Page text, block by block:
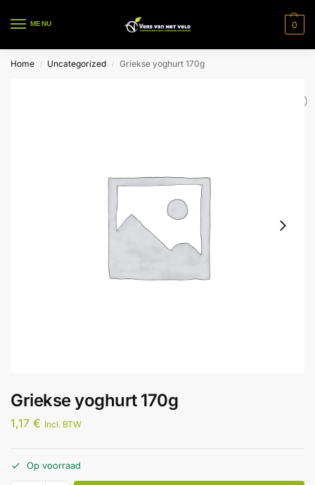
MENU 0
Home / Uncategorized / Griekse yoghurt 170g
Griekse yoghurt 170g
1,17 € Incl. BTW
Op voorraad